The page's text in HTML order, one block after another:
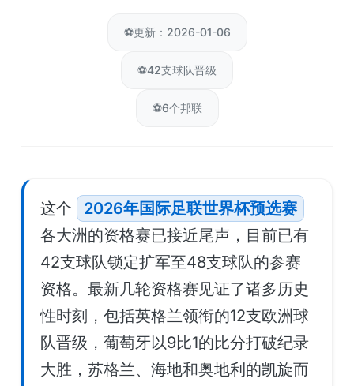
⚽更新：2026-01-06
⚽42支球队晋级
⚽6个邦联
这个
2026年国际足联世界杯预选赛
各大洲的资格赛已接近尾声，目前已有
42支球队锁定扩军至48支球队的参赛
资格。最新几轮资格赛见证了诸多历史
性时刻，包括英格兰领衔的12支欧洲球
队晋级，葡萄牙以9比1的比分打破纪录
大胜，苏格兰、海地和奥地利的凯旋而